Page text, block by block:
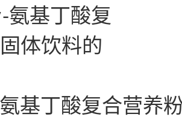
基丁酸复合营养